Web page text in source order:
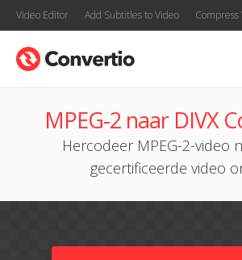
Video Editor Add Subtitles to Video Compress
MPEG-2 naar DIVX
Hercodeer MPEG-2-video
gecertificeerde video